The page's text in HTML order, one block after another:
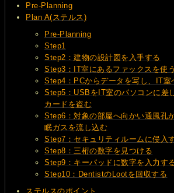
Pre-Planning
Plan A(ステルス)
Pre-Planning
Step1
Step2：建物の設計図を入手する
Step3：IT室にあるファックスを使う
Step4：PCからデータを写し、IT室
Step5：USBをIT室のパソコンに差
カードを盗む
Step6：対象の部屋へ向かい通風孔
眠ガスを流し込む
Step7：セキュリティルームに侵入
Step8：三桁の数字を見つける
Step9：キーパッドに数字を入力す
Step10：DentistのLootを回収する
ステルスのポイント